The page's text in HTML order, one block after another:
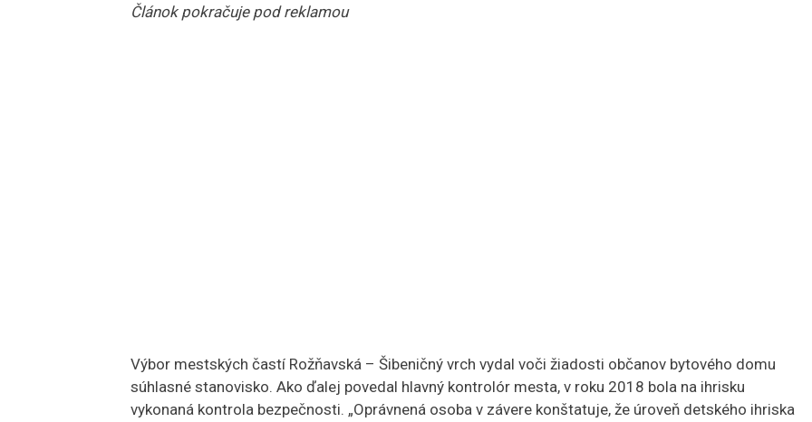
Článok pokračuje pod reklamou
Výbor mestských častí Rožňavská – Šibeničný vrch vydal voči žiadosti občanov bytového domu
súhlasné stanovisko. Ako ďalej povedal hlavný kontrolór mesta, v roku 2018 bola na ihrisku
vykonaná kontrola bezpečnosti. „Oprávnená osoba v závere konštatuje, že úroveň detského ihriska